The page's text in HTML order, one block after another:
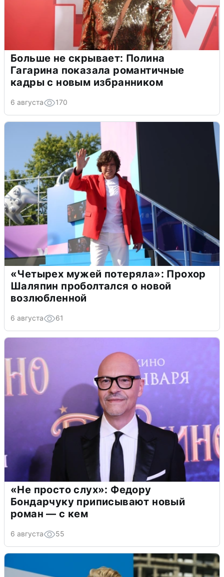
Больше не скрывает: Полина
Гагарина показала романтичные
кадры с новым избранником
6 августа 170
«Четырех мужей потеряла»: Прохор
Шаляпин проболтался о новой
возлюбленной
6 августа 61
«Не просто слух»: Федору
Бондарчуку приписывают новый
роман — с кем
6 августа 55